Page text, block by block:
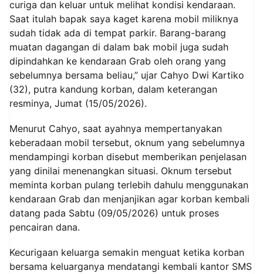
curiga dan keluar untuk melihat kondisi kendaraan.
Saat itulah bapak saya kaget karena mobil miliknya
sudah tidak ada di tempat parkir. Barang-barang
muatan dagangan di dalam bak mobil juga sudah
dipindahkan ke kendaraan Grab oleh orang yang
sebelumnya bersama beliau,” ujar Cahyo Dwi Kartiko
(32), putra kandung korban, dalam keterangan
resminya, Jumat (15/05/2026).
Menurut Cahyo, saat ayahnya mempertanyakan
keberadaan mobil tersebut, oknum yang sebelumnya
mendampingi korban disebut memberikan penjelasan
yang dinilai menenangkan situasi. Oknum tersebut
meminta korban pulang terlebih dahulu menggunakan
kendaraan Grab dan menjanjikan agar korban kembali
datang pada Sabtu (09/05/2026) untuk proses
pencairan dana.
Kecurigaan keluarga semakin menguat ketika korban
bersama keluarganya mendatangi kembali kantor SMS